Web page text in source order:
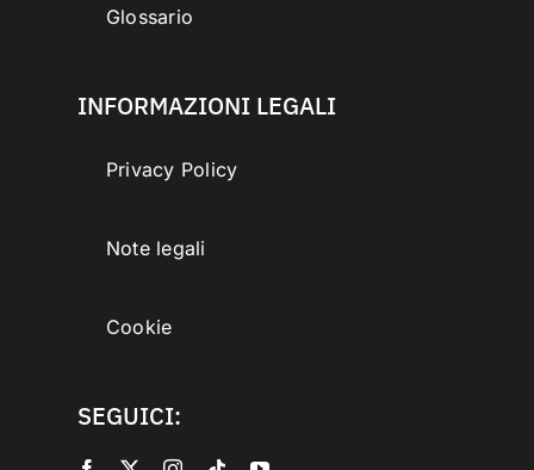
Glossario
INFORMAZIONI LEGALI
Privacy Policy
Note legali
Cookie
SEGUICI: